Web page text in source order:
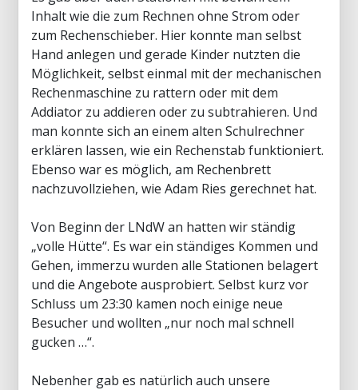
Inhalt wie die zum Rechnen ohne Strom oder
zum Rechenschieber. Hier konnte man selbst
Hand anlegen und gerade Kinder nutzten die
Möglichkeit, selbst einmal mit der mechanischen
Rechenmaschine zu rattern oder mit dem
Addiator zu addieren oder zu subtrahieren. Und
man konnte sich an einem alten Schulrechner
erklären lassen, wie ein Rechenstab funktioniert.
Ebenso war es möglich, am Rechenbrett
nachzuvollziehen, wie Adam Ries gerechnet hat.
Von Beginn der LNdW an hatten wir ständig
„volle Hütte“. Es war ein ständiges Kommen und
Gehen, immerzu wurden alle Stationen belagert
und die Angebote ausprobiert. Selbst kurz vor
Schluss um 23:30 kamen noch einige neue
Besucher und wollten „nur noch mal schnell
gucken …“.
Nebenher gab es natürlich auch unsere